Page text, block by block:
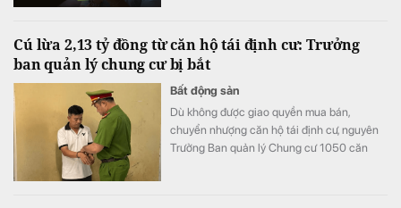
Cú lừa 2,13 tỷ đồng từ căn hộ tái định cư: Trưởng
ban quản lý chung cư bị bắt
Bất động sản
Dù không được giao quyền mua bán,
chuyển nhượng căn hộ tái định cư, nguyên
Trưởng Ban quản lý Chung cư 1050 căn